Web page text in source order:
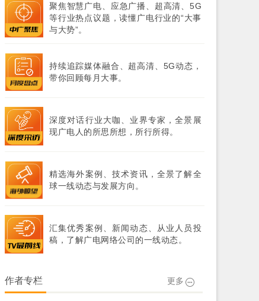
聚焦智慧广电、应急广播、超高清、5G
等行业热点议题，读懂广电行业的“大事
与大势”。
持续追踪媒体融合、超高清、5G动态，
带你回顾每月大事。
深度对话行业大咖、业界专家，全景展
现广电人的所思所想，所行所得。
精选海外案例、技术资讯，全景了解全
球一线动态与发展方向。
汇集优秀案例、新闻动态、从业人员投
稿，了解广电网络公司的一线动态。
作者专栏 更多